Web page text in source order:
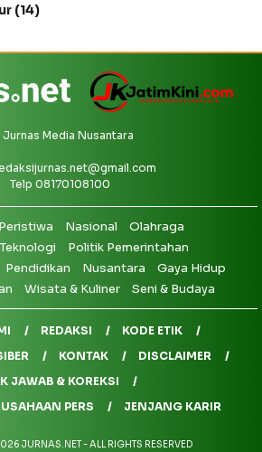
(14)
Jurnas Media Nusantara
Telp 08170108100
Peristiwa Nasional
Olahraga
Politik Pemerintahan
Pendidikan Nusantara
Gaya Hidup
Wisata & Kuliner Seni & Budaya
REDAKSI
KODE ETIK
KONTAK
DISCLAIMER
JAWAB & KOREKSI
PERS
JENJANG KARIR
JURNAS.NET - ALL RIGHTS RESERVED